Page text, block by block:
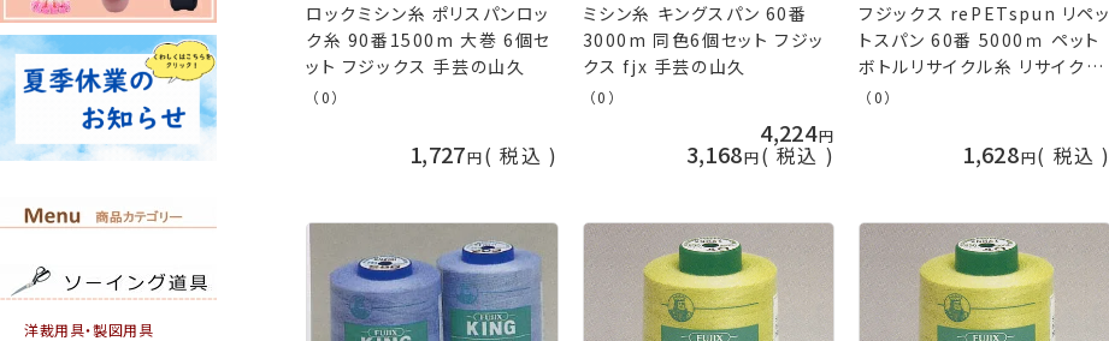
洋裁用具・製図用具
ロックミシン糸 ポリスパンロッ
ク糸 90番1500m 大巻 6個セ
ット フジックス 手芸の山久
（0）
1,727 税込
ミシン糸 キングスパン 60番
3000m 同色6個セット フジッ
クス fjx 手芸の山久
（0）
4,224
3,168 税込
フジックス rePETspun リペッ
トスパン 60番 5000ｍ ペット
ボトルリサイクル糸 リサイクル
リユース ポリエステルミシン糸
（0）
1,628 税込